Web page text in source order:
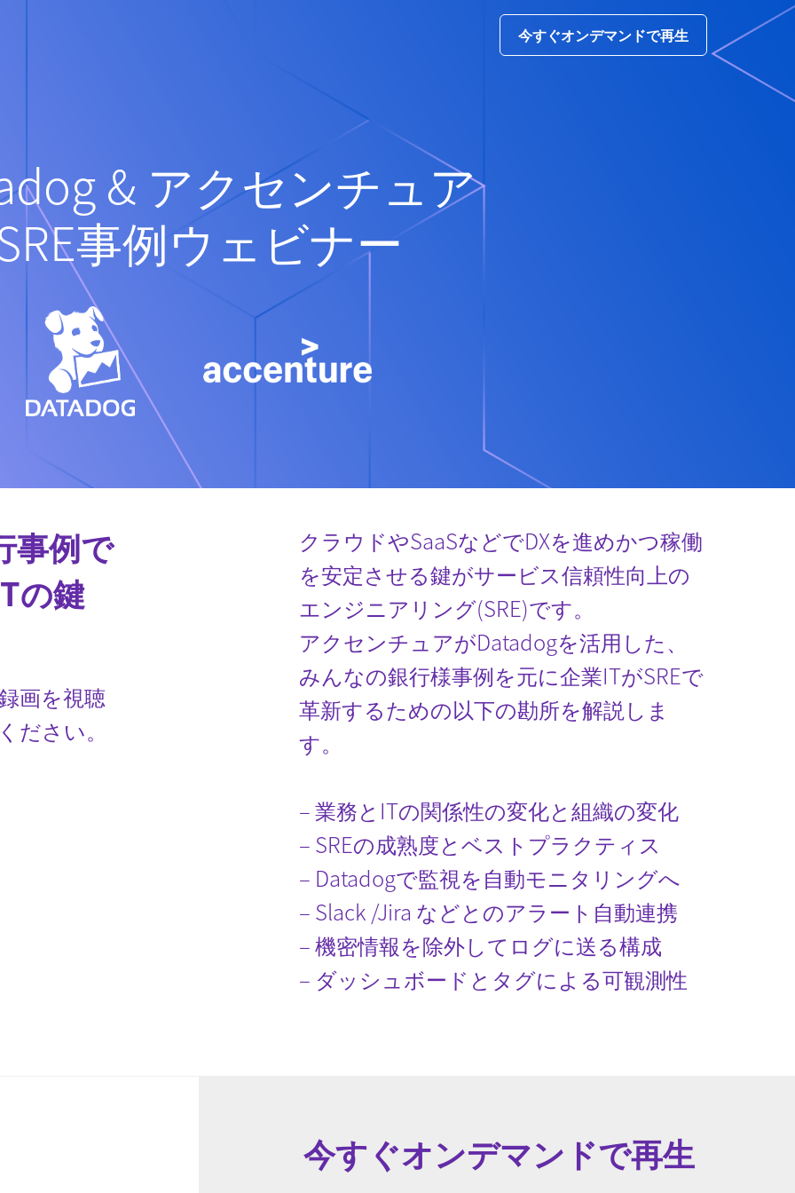
今すぐオンデマンドで再生
& アクセンチュア
事例ウェビナー
事例で
の鍵
画を視聴
ださい。
クラウドやSaaSなどでDXを進めかつ稼働
を安定させる鍵がサービス信頼性向上の
エンジニアリング(SRE)です。
アクセンチュアがDatadogを活用した、
みんなの銀行様事例を元に企業ITがSREで
革新するための以下の勘所を解説しま
す。
業務とITの関係性の変化と組織の変化
SREの成熟度とベストプラクティス
Datadogで監視を自動モニタリングへ
Slack /Jira などとのアラート自動連携
機密情報を除外してログに送る構成
ダッシュボードとタグによる可観測性
今すぐオンデマンドで再生